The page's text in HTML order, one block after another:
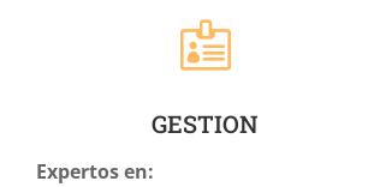

GESTION
Expertos en: